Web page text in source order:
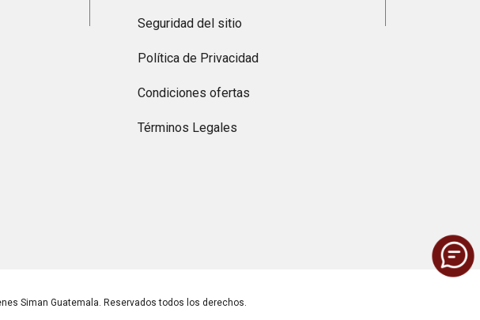
Seguridad del sitio
Política de Privacidad
Condiciones ofertas
Términos Legales
Siman Guatemala. Reservados todos los derechos.